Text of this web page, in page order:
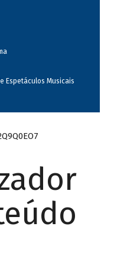
Espetáculos Musicais